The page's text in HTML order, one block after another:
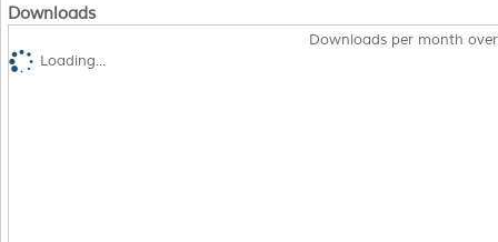
Downloads
Downloads per month
Loading...